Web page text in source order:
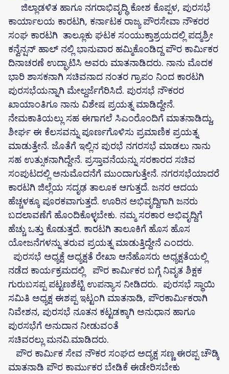
ಜಿಲ್ಲಾಡಳಿತ ಹಾಗೂ ನಗರಾಭಿವೃದ್ಧಿ ಕೋಶ ಕೊಪ್ಪಳ, ಪುರಸಭೆ
ಕಾರ್ಯಾಲಯ ಕಾರಟಗಿ, ಕರ್ನಾಟಕ ರಾಜ್ಯ ಪೌರಸೇವಾ ನೌಕರರ
ಸಂಘ ಕಾರಟಗಿ ತಾಲ್ಲೂಕು ಘಟಕ ಸಂಯುಕ್ತಾಶ್ರಯದಲ್ಲಿ ಪದ್ಮಶ್ರೀ
ಕನ್ವೆನ್ಷನ್ ಹಾಲ್ ನಲ್ಲಿ ಭಾನುವಾರ ಹಮ್ಮಿಕೊಂಡಿದ್ದ ಪೌರ ಕಾರ್ಮಿಕರ
ದಿನಾಚರಣೆ ಉದ್ಘಾಟಿಸಿ ಅವರು ಮಾತನಾಡಿದರು. ನಾನು ಮೊದಕ
ಭಾರಿ ಶಾಸಕನಾಗಿ ಸಚಿವನಾದ ನಂತರ ಗ್ರಾಪಂ ನಿಂದ ಕಾರಟಗಿ
ಪುರಸಭೆಯನ್ನಾಗಿ ಮೇಲ್ದರ್ಜೆಗೆರಿಸಿದೆ. ಪುರಸಭೆ ನೌಕರರ
ಖಾಯಾಂತಿಗೂ ನಾನು ವಿಶೇಷ ಪ್ರಯತ್ನ ಮಾಡಿದ್ದೇನೆ.
ನೇಮಕಾತಿಯಲ್ಲು ಸಹ ಈಗಾಗಲೆ ಸಿಎಂರೊಂದಿಗೆ ಮಾತನಾಡಿದ್ದು,
ಶೀರ್ಘ ಈ ಕೆಲಸವನ್ನು ಪೂರ್ಣಗೊಳಿಸು ಪ್ರಮಾಣಿಕ ಪ್ರಯತ್ನ
ಮಾಡುತ್ತೇನೆ. ಜೊತೆಗೆ ಇಲ್ಲಿನ ಪುರಭೆ ನಗರಸಭೆ ಮಾಡಲು ನಾನು
ಸಹ ಉತ್ಸುಕನಾಗಿದ್ದೇನೆ. ಪ್ರಸ್ತಾವನೆಯನ್ನು ಸರಕಾರದ ಸಚಿವ
ಸಂಪುಟದಲ್ಲಿ ಅನುಮೊದನೆಗೆ ಮುಂದಾಗುತ್ತೇನೆ. ನಗರಸಭೆಯಾದರೆ
ಕಾರಟಗಿ ಜಿಲ್ಲೆಯ ಸದೃಢ ತಾಲೂಕ ಆಗುತ್ತದೆ. ಜನರ ಆದಯ
ಹೆಚ್ಚಳಕ್ಕೂ ಪೂರಕವಾಗುತ್ತದೆ. ಊರಿನ ಅಭಿವೃದ್ದಿಗಾಗಿ ಜನರು
ಬದಲಾವಣೆಗೆ ಹೊಂದಿಕೊಳ್ಳಬೇಕು. ನಮ್ಮ ಸರಕಾರ ಅಭಿವೃದ್ದಿಗೆ
ಹೆಚ್ಚು ಒತ್ತು ಕೊಡುತ್ತದೆ. ಕಾರಟಗಿ ತಾಲೂಕಿಗೆ ಹೊಸ ಹೊಸ
ಯೋಜನೆಗಳನ್ನು ತರುವ ಪ್ರಯತ್ನ ಮಾಡುತ್ತಿದ್ದೇನೆ ಎಂದರು.
ಪುರಸಭೆ ಅಧ್ಯಕ್ಷೆ ಅಧ್ಯಕ್ಷತೆ ರೇಖಾ ಆನೆಹೊಸರು ಅಧ್ಯಕ್ಷತೆಯಲ್ಲಿ
ನಡೆದ ಕಾರ್ಯಕ್ರಮದಲ್ಲಿ ಪೌರ ಕಾರ್ಮಿಕರ ಬಗ್ಗೆ ನಿವೃತ ಶಿಕ್ಷಕ
ಗುರುಬಸಪ್ಪ ಪಟ್ಟಣಶೆಟ್ಟಿ ಉಪನ್ಯಾಸ ನೀಡಿದರು. ಪುರಸಭೆ ಸ್ಥಾಯಿ
ಸಮಿತಿ ಅಧ್ಯಕ್ಷ ಈಶಪ್ಪ ಇಟ್ಟಂಗಿ ಮಾತನಾಡಿ, ಪೌರಕಾರ್ಮಿಕರಾಗಿ
ನಿವೇಶನ, ಪುರಸಭೆ ನೂತನ ಕಟ್ಟಡಕ್ಕಾಗಿ ಅನುಧಾನ ಹಾಗೂ
ಪುರಸಭೆಗೆ ಅನುದಾನ ನೀಡುವಂತೆ
ಸಚಿವರಲ್ಲು ಮನವಿ.ಮಾಡಿದರು.
ಪೌರ ಕಾರ್ಮಿಕ ಸೇವ ನೌಕರ ಸಂಘದ ಅದ್ಯಕ್ಷ ಸಣ್ಣ ಈರಪ್ಪ ಚೌಡ್ಕಿ
ಮಾತನಾಡಿ ಪೌರ ಕಾರ್ಮುಕರ ಬೇಡಿಕೆ ಈಡೇರಿಸಬೇಕು